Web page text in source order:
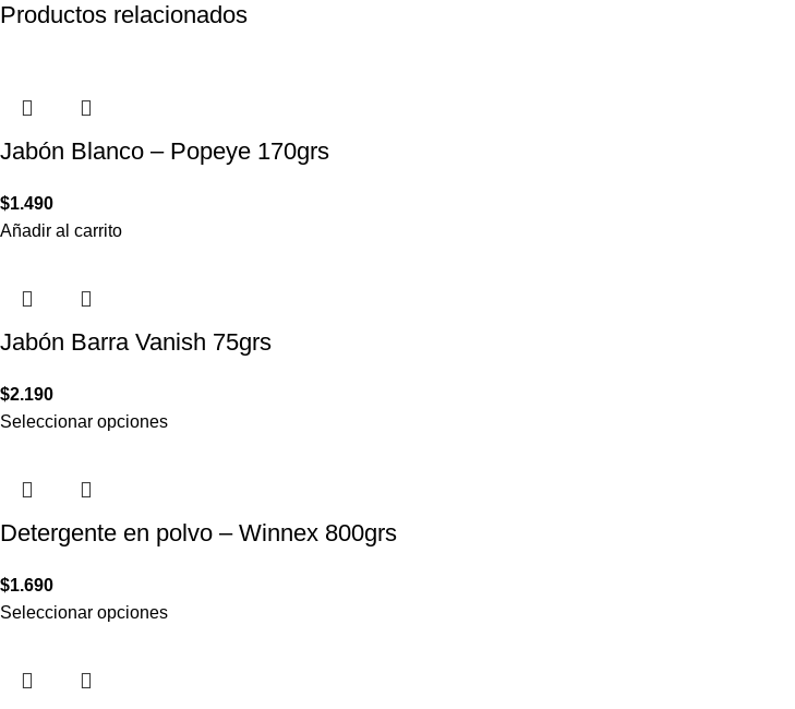
Productos relacionados
Jabón Blanco – Popeye 170grs
$1.490
Añadir al carrito
Jabón Barra Vanish 75grs
$2.190
Seleccionar opciones
Detergente en polvo – Winnex 800grs
$1.690
Seleccionar opciones